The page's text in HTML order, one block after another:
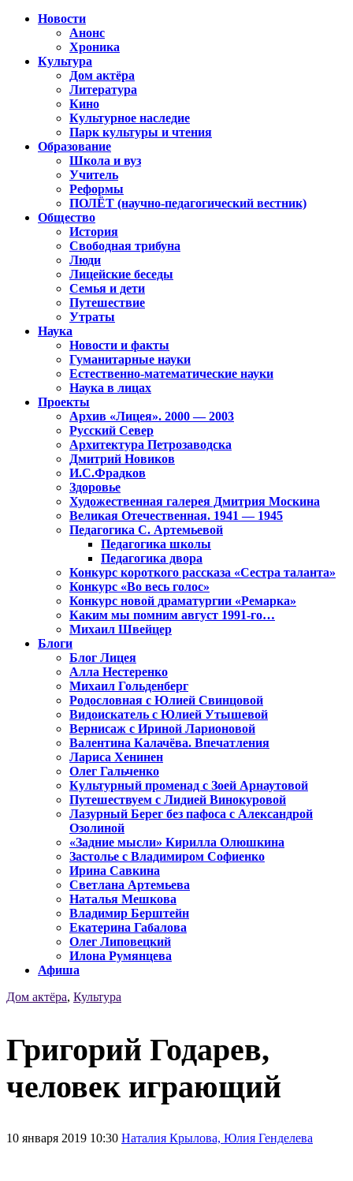
Новости
Анонс
Хроника
Культура
Дом актёра
Литература
Кино
Культурное наследие
Парк культуры и чтения
Образование
Школа и вуз
Учитель
Реформы
ПОЛЁТ (научно-педагогический вестник)
Общество
История
Свободная трибуна
Люди
Лицейские беседы
Семья и дети
Путешествие
Утраты
Наука
Новости и факты
Гуманитарные науки
Естественно-математические науки
Наука в лицах
Проекты
Архив «Лицея». 2000 — 2003
Русский Север
Архитектура Петрозаводска
Дмитрий Новиков
И.С.Фрадков
Здоровье
Художественная галерея Дмитрия Москина
Великая Отечественная. 1941 — 1945
Педагогика С. Артемьевой
Педагогика школы
Педагогика двора
Конкурс короткого рассказа «Сестра таланта»
Конкурс «Во весь голос»
Конкурс новой драматургии «Ремарка»
Каким мы помним август 1991-го…
Михаил Швейцер
Блоги
Блог Лицея
Алла Нестеренко
Михаил Гольденберг
Родословная с Юлией Свинцовой
Видоискатель с Юлией Утышевой
Вернисаж с Ириной Ларионовой
Валентина Калачёва. Впечатления
Лариса Хенинен
Олег Гальченко
Культурный променад с Зоей Арнаутовой
Путешествуем с Лидией Винокуровой
Лазурный Берег без пафоса с Александрой
Озолиной
«Задние мысли» Кирилла Олюшкина
Застолье с Владимиром Софиенко
Ирина Савкина
Светлана Артемьева
Наталья Мешкова
Владимир Берштейн
Екатерина Габалова
Олег Липовецкий
Илона Румянцева
Афиша
Дом актёра, Культура
Григорий Годарев,
человек играющий
10 января 2019 10:30 Наталия Крылова, Юлия Генделева